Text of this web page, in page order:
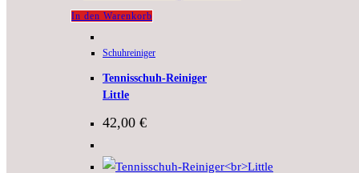
In den Warenkorb
Schuhreiniger
Tennisschuh-Reiniger
Little
42,00 €